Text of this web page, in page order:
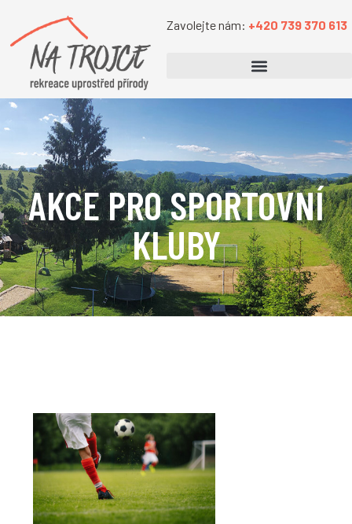
Zavolejte nám: +420 739 370 613
AKCE PRO SPORTOVNÍ
KLUBY